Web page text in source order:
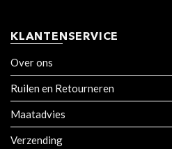
KLANTENSERVICE
Over ons
Ruilen en Retourneren
Maatadvies
Verzending